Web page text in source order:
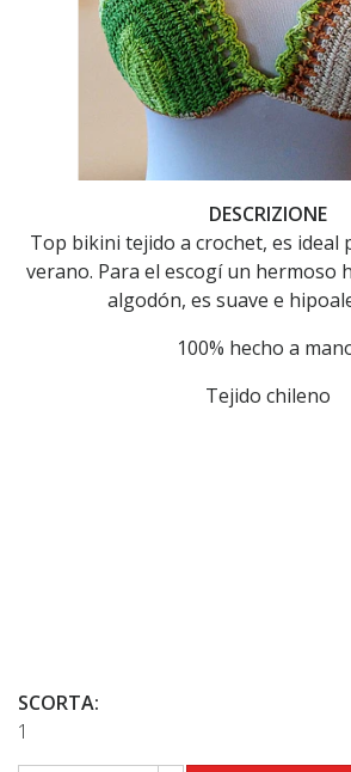
DESCRIZIONE
Top bikini tejido a crochet, es ideal
verano. Para el escogí un hermoso
algodón, es suave e
100% hecho a
Tejido chileno
SCORTA:
1